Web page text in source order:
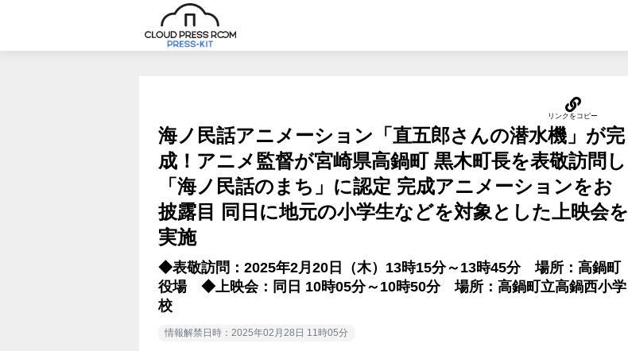
海ノ民話アニメーション「直五郎さんの潜水機」が完
成！アニメ監督が宮崎県高鍋町 黒木町長を表敬訪問し
「海ノ民話のまち」に認定 完成アニメーションをお
披露目 同日に地元の小学生などを対象とした上映会を
実施
◆表敬訪問：2025年2月20日（木）13時15分～13時45分 場所：高鍋町
役場 ◆上映会：同日 10時05分～10時50分 場所：高鍋町立高鍋西小学
校
情報解禁日時：2025年02月28日 11時05分